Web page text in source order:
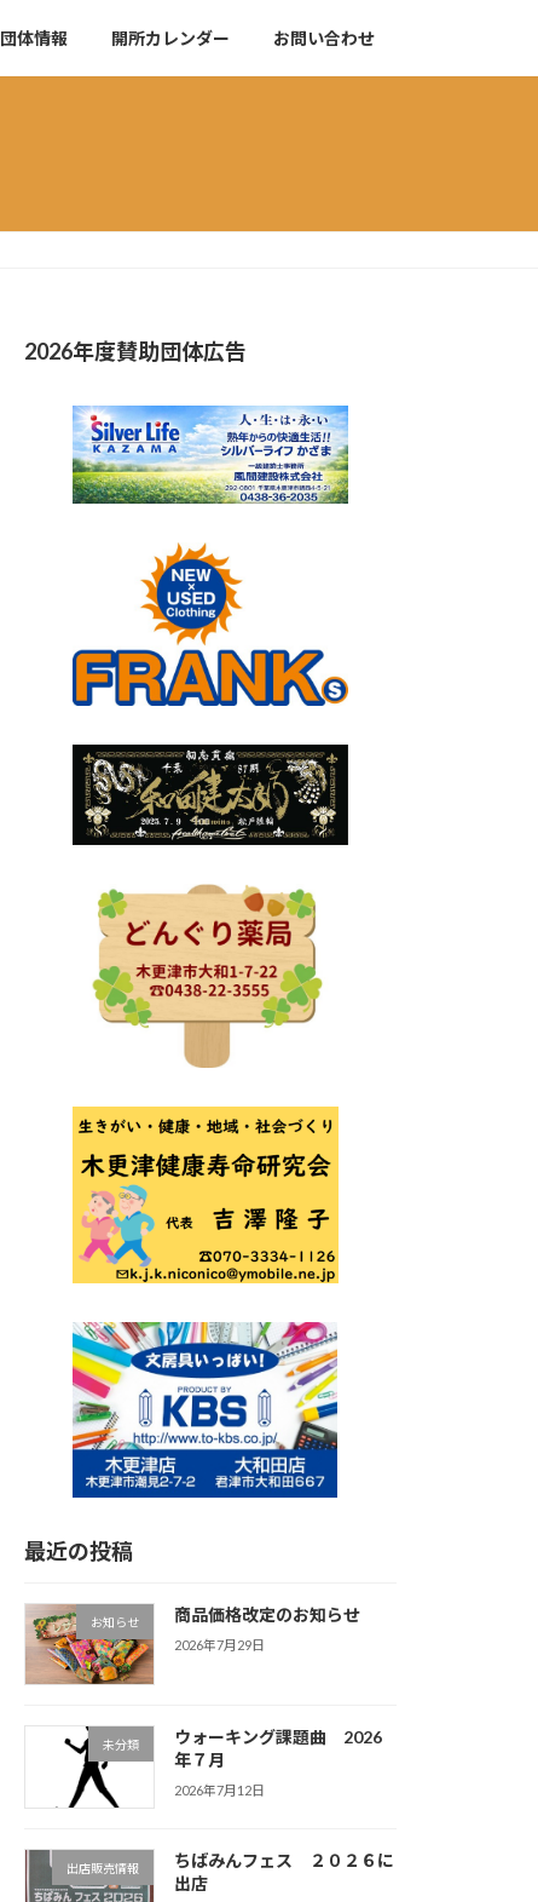
団体情報 開所カレンダー お問い合わせ
2026年度賛助団体広告
最近の投稿
お知らせ 商品価格改定のお知らせ
2026年7月29日
未分類
ウォーキング課題曲 2026
年７月
2026年7月12日
出店販売情報
ちばみんフェス ２０２６に
出店